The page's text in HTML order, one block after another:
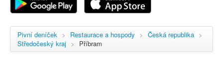
Registrace
Pivní deníček > Restaurace a hospody > Česká republika >
Středočeský kraj > Příbram